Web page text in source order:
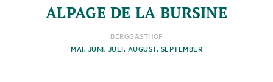
ALPAGE DE LA BURSINE
BERGGASTHOF
MAI, JUNI, JULI, AUGUST, SEPTEMBER